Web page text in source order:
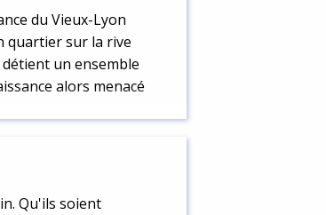
du Vieux-Lyon
quartier sur la rive
un ensemble
alors menacé
Qu'ils soient